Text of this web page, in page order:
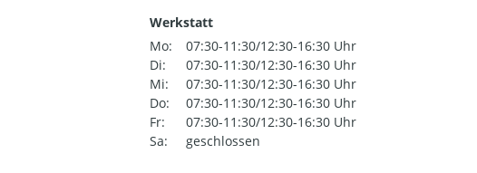
Werkstatt
Mo:
07:30-11:30/12:30-16:30 Uhr
Di:
07:30-11:30/12:30-16:30 Uhr
Mi:
07:30-11:30/12:30-16:30 Uhr
Do:
07:30-11:30/12:30-16:30 Uhr
Fr:
07:30-11:30/12:30-16:30 Uhr
Sa:
geschlossen